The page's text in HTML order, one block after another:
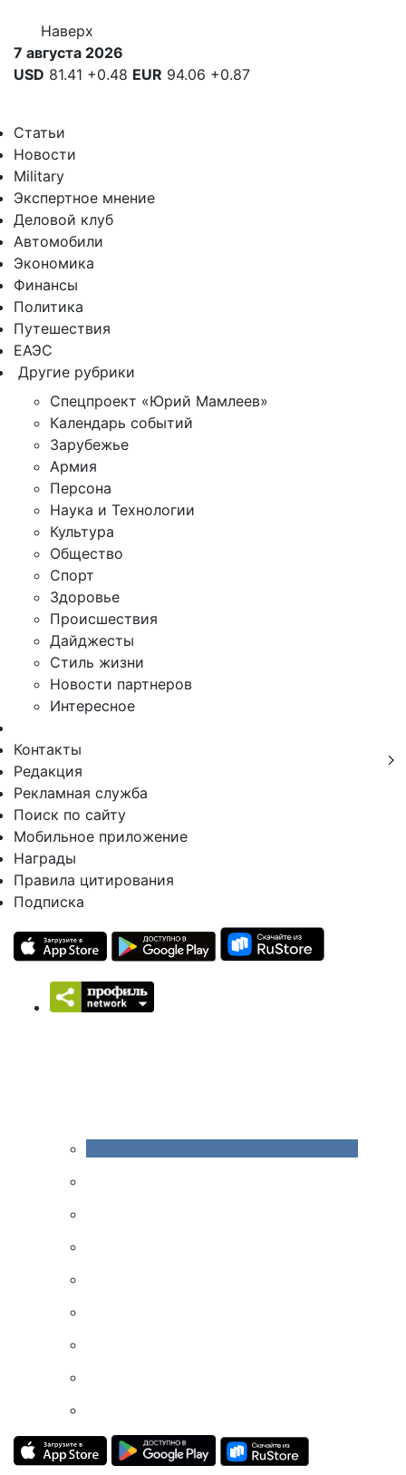
Наверх
7 августа 2026
USD 81.41 +0.48 EUR 94.06 +0.87
Статьи
Новости
Military
Экспертное мнение
Деловой клуб
Автомобили
Экономика
Финансы
Политика
Путешествия
ЕАЭС
Другие рубрики
Спецпроект «Юрий Мамлеев»
Календарь событий
Зарубежье
Армия
Персона
Наука и Технологии
Культура
Общество
Спорт
Здоровье
Происшествия
Дайджесты
Стиль жизни
Новости партнеров
Интересное
Контакты
Редакция
Рекламная служба
Поиск по сайту
Мобильное приложение
Награды
Правила цитирования
Подписка